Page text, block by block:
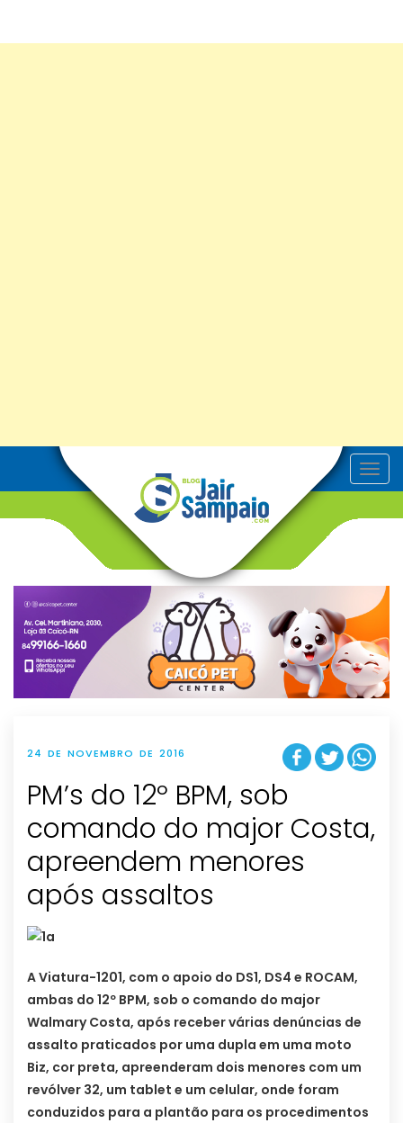
T
o
v
g
t
i
o
n
24 DE NOVEMBRO DE 2016
PM’s do 12º BPM, sob
comando do major Costa,
apreendem menores
após assaltos
A Viatura-1201, com o apoio do DS1, DS4 e ROCAM,
ambas do 12º BPM, sob o comando do major
Walmary Costa, após receber várias denúncias de
assalto praticados por uma dupla em uma moto
Biz, cor preta, apreenderam dois menores com um
revólver 32, um tablet e um celular, onde foram
conduzidos para a plantão para os procedimentos